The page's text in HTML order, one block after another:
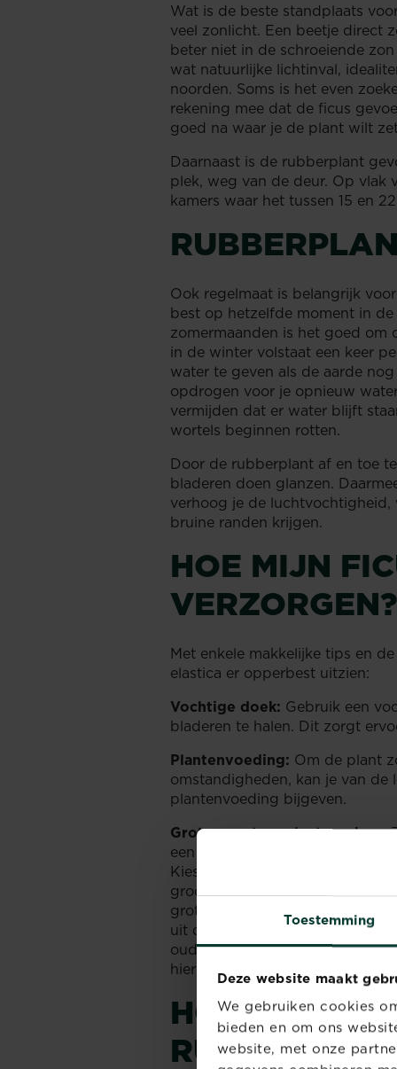
Toestemming
Deze website maakt
We gebruiken cookies
bieden en om ons
website, met onze
Wat is de beste standplaats
veel zonlicht. Een beetje direct
beter niet in de schroeiende
wat natuurlijke lichtinval,
noorden. Soms is het even
rekening mee dat de ficus
goed na waar je de plant wilt
Daarnaast is de rubberplant
plek, weg van de deur. Op vlak
kamers waar het tussen 15 en
Ook regelmaat is belangrijk
best op hetzelfde moment in
zomermaanden is het goed om
in de winter volstaat een keer
water te geven als de aarde
opdrogen voor je opnieuw
vermijden dat er water blijft
wortels beginnen rotten.
Door de rubberplant af en toe
bladeren doen glanzen.
verhoog je de
bruine randen krijgen.
HOE MIJN
VERZORGEN?
Met enkele makkelijke tips en
elastica er opperbest uitzien:
Vochtige doek: Gebruik een
bladeren te halen. Dit zorgt
Plantenvoeding: Om de plant
omstandigheden, kan je van
plantenvoeding bijgeven.
Grotere pot en plantenschep:
een te kleine pot. Daarom is
Kies een pot die maximaal 20%
groot en kunnen de wortels
grote bak of gewoon op de
uit de oude pot, met je handen
oude aarde eraf en plant in de
hiervoor
universele potgrond .
HOE